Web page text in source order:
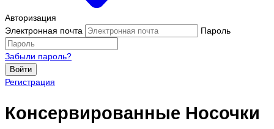
Авторизация
Электронная почта
Пароль
Забыли пароль?
Войти
Регистрация
Консервированные Носочки